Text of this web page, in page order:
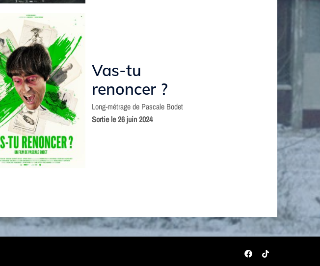
Vas-tu
renoncer ?
Long-métrage de Pascale Bodet
Sortie le 26 juin 2024